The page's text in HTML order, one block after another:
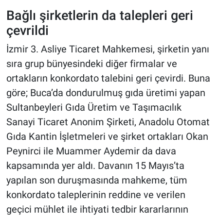
Bağlı şirketlerin da talepleri geri
çevrildi
İzmir 3. Asliye Ticaret Mahkemesi, şirketin yanı
sıra grup bünyesindeki diğer firmalar ve
ortakların konkordato talebini geri çevirdi. Buna
göre; Buca’da dondurulmuş gıda üretimi yapan
Sultanbeyleri Gıda Üretim ve Taşımacılık
Sanayi Ticaret Anonim Şirketi, Anadolu Otomat
Gıda Kantin İşletmeleri ve şirket ortakları Okan
Peynirci ile Muammer Aydemir da dava
kapsamında yer aldı. Davanın 15 Mayıs’ta
yapılan son duruşmasında mahkeme, tüm
konkordato taleplerinin reddine ve verilen
geçici mühlet ile ihtiyati tedbir kararlarının